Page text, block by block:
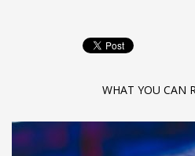
WHAT YOU CAN